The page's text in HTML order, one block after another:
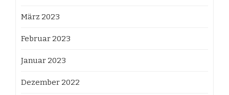
März 2023
Februar 2023
Januar 2023
Dezember 2022